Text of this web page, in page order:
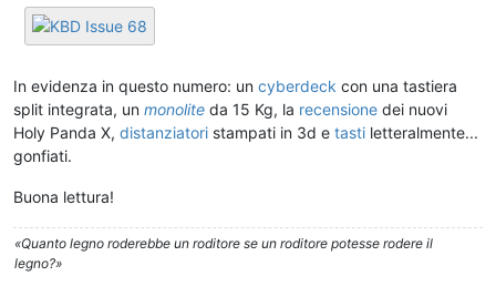
In evidenza in questo numero: un cyberdeck con una tastiera
split integrata, un monolite da 15 Kg, la recensione dei nuovi
Holy Panda X, distanziatori stampati in 3d e tasti letteralmente...
gonfiati.
Buona lettura!
«Quanto legno roderebbe un roditore se un roditore potesse rodere il
legno?»